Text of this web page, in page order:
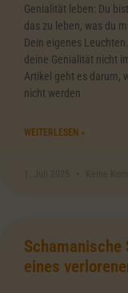
Genialität leben: Du
das zu leben, was du
Dein eigenes
deine Genialität nicht
Artikel geht es darum,
nicht werden
WEITERLESEN »
1. Juli 2025 Keine
eines